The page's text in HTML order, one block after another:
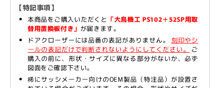
き,
パ
ラ
レ
ル
取
付
パ
ラ
レ
ル
取
【特記事項】
本商品をご購入いただくと 「大鳥機工 PS102＋52SP用取
替用置換板付き」 が届きます。
ドアクローザーには品番の表記がありません。 刻印やシ
ールの表記だけで判断されないようにしてください。
ご
購入の前に、形状・サイズに異なる部分がないか、必ず
図面をご確認下さい。
稀にサッシメーカー向けのOEM製品（特注品）が設置さ